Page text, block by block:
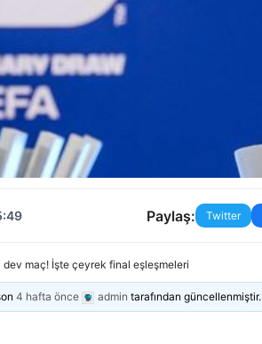
Paylaş: Twitter
dev maç! İşte çeyrek final eşleşmeleri
4 hafta önce admin tarafından güncellenmiştir.